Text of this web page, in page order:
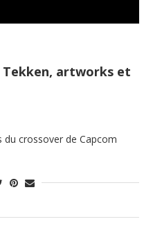
Tekken, artworks et
crossover de Capcom